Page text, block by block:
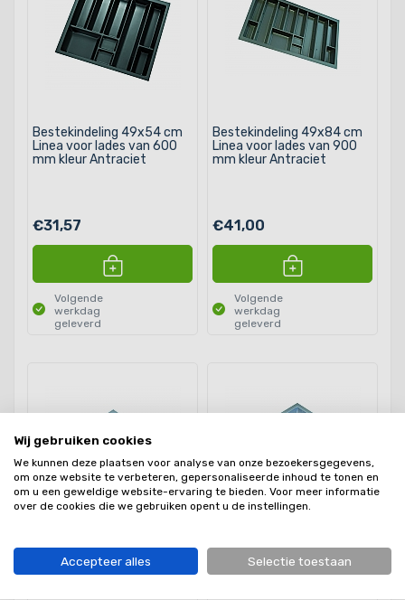
Bestekindeling 49x54 cm
Linea voor lades van 600
mm kleur Antraciet
€31,57
Volgende
werkdag
geleverd
Bestekindeling 49x84 cm
Linea voor lades van 900
mm kleur Antraciet
€41,00
Volgende
werkdag
geleverd
Bestekindeling 54x44 cm
Excellent kleur Zilvergrijs
Bestekindeling 54x48 cm
Vario kleur Zilvergrijs
Wij gebruiken cookies
We kunnen deze plaatsen voor analyse van onze bezoekersgegevens,
om onze website te verbeteren, gepersonaliseerde inhoud te tonen en
om u een geweldige website-ervaring te bieden. Voor meer informatie
over de cookies die we gebruiken opent u de instellingen.
Accepteer alles Selectie toestaan